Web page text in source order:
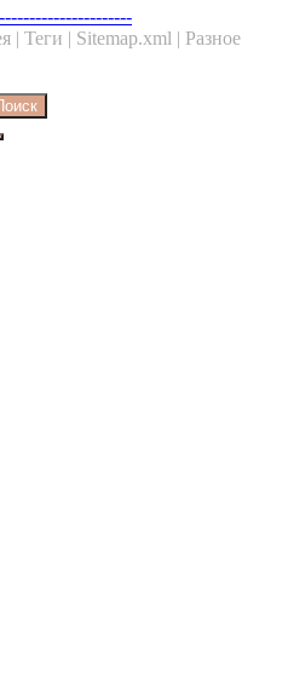
| Теги | Sitemap.xml | Разное